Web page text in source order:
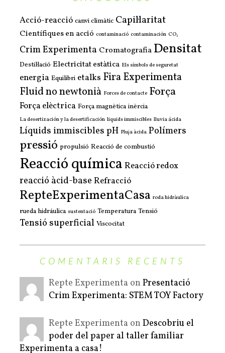
Acció-reacció canvi climàtic Capil·laritat
Científiques en acció contaminació contaminación CO₂
Crim Experimenta Cromatografia Densitat
Destil·lació Electricitat estàtica Els símbols de seguretat
energia Equilibri etalks Fira Experimenta
Fluid no newtonià Forces de contacte Força
Força elèctrica Força magnètica inèrcia
La desertización y la desertificación liquids immiscibles lluvia ácida
Líquids immisciblespH Pluja àcida Polímers
pressió propulsió Reacció de combustió
Reacció química Reacció redox
reacció àcid-base Refracció
RepteExperimentaCasa roda hidràulica
rueda hidráulica sustentació Temperatura Tensió
Tensió superficial Viscocitat
COMENTARIS RECENTS
Repte Experimenta on Presentació
Crim Experimenta: STEM TOY Factory
Repte Experimenta on Descobriu el
poder del paper al taller familiar
Experimenta a casa!